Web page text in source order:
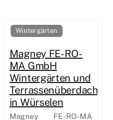
Wintergärten
Magney FE-RO-
MA GmbH
Wintergärten und
in Würselen
Magney FE-RO-MA